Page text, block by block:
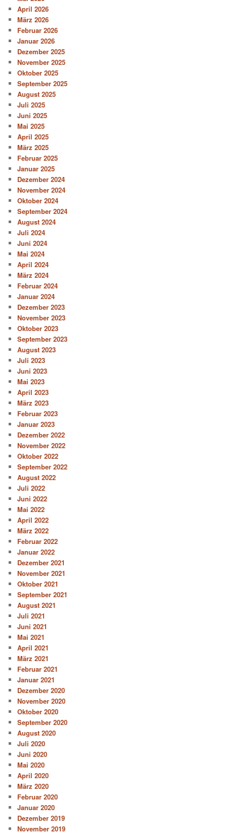
April 2026
März 2026
Februar 2026
Januar 2026
Dezember 2025
November 2025
Oktober 2025
September 2025
August 2025
Juli 2025
Juni 2025
Mai 2025
April 2025
März 2025
Februar 2025
Januar 2025
Dezember 2024
November 2024
Oktober 2024
September 2024
August 2024
Juli 2024
Juni 2024
Mai 2024
April 2024
März 2024
Februar 2024
Januar 2024
Dezember 2023
November 2023
Oktober 2023
September 2023
August 2023
Juli 2023
Juni 2023
Mai 2023
April 2023
März 2023
Februar 2023
Januar 2023
Dezember 2022
November 2022
Oktober 2022
September 2022
August 2022
Juli 2022
Juni 2022
Mai 2022
April 2022
März 2022
Februar 2022
Januar 2022
Dezember 2021
November 2021
Oktober 2021
September 2021
August 2021
Juli 2021
Juni 2021
Mai 2021
April 2021
März 2021
Februar 2021
Januar 2021
Dezember 2020
November 2020
Oktober 2020
September 2020
August 2020
Juli 2020
Juni 2020
Mai 2020
April 2020
März 2020
Februar 2020
Januar 2020
Dezember 2019
November 2019